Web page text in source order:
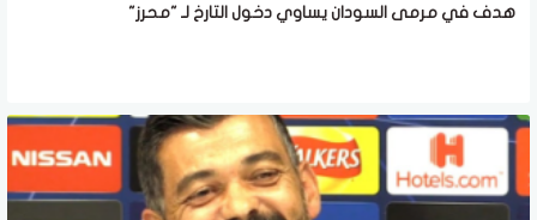
هدف في مرمى السودان يساوي دخول التارخ لـ "محرز"